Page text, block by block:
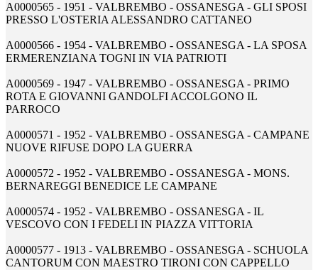
A0000565 - 1951 - VALBREMBO - OSSANESGA - GLI SPOSI
PRESSO L'OSTERIA ALESSANDRO CATTANEO
A0000566 - 1954 - VALBREMBO - OSSANESGA - LA SPOSA
ERMERENZIANA TOGNI IN VIA PATRIOTI
A0000569 - 1947 - VALBREMBO - OSSANESGA - PRIMO
ROTA E GIOVANNI GANDOLFI ACCOLGONO IL
PARROCO
A0000571 - 1952 - VALBREMBO - OSSANESGA - CAMPANE
NUOVE RIFUSE DOPO LA GUERRA
A0000572 - 1952 - VALBREMBO - OSSANESGA - MONS.
BERNAREGGI BENEDICE LE CAMPANE
A0000574 - 1952 - VALBREMBO - OSSANESGA - IL
VESCOVO CON I FEDELI IN PIAZZA VITTORIA
A0000577 - 1913 - VALBREMBO - OSSANESGA - SCHUOLA
CANTORUM CON MAESTRO TIRONI CON CAPPELLO